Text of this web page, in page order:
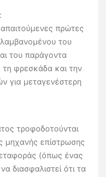
πρώτες
του
του παράγοντα
φρεσκάδα και την
για μεταγενέστερη
τροφοδοτούνται
μηχανής επίστρωσης
(όπως ένας
διασφαλιστεί ότι τα